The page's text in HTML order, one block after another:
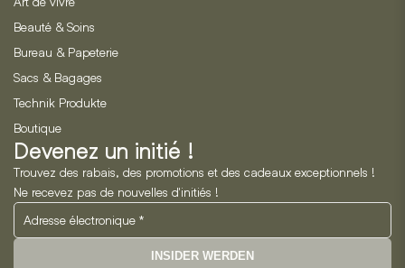
Beauté & Soins
Bureau & Papeterie
Sacs & Bagages
Technik Produkte
Boutique
Devenez un initié !
Trouvez des rabais, des promotions et des cadeaux exceptionnels !
Ne recevez pas de nouvelles d'initiés !
INSIDER WERDEN